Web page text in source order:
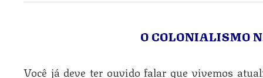
O COLONIALISMO
Você já deve ter ouvido falar que vivemos